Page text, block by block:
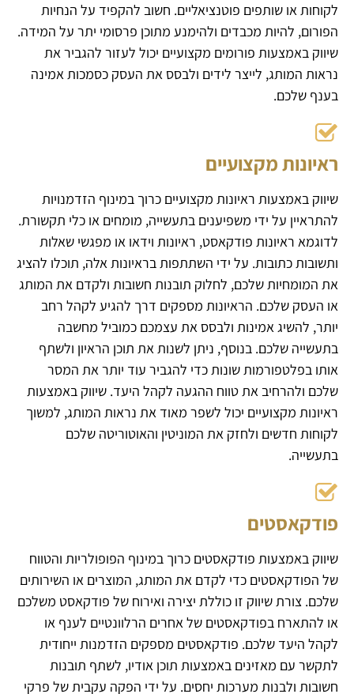
לקוחות או שותפים פוטנציאליים. חשוב להקפיד על הנחיות
הפורום, להיות מכבדים ולהימנע מתוכן פרסומי יתר על המידה.
שיווק באמצעות פורומים מקצועיים יכול לעזור להגביר את
נראות המותג, לייצר לידים ולבסס את העסק כסמכות אמינה
בענף שלכם.
ראיונות מקצועיים
שיווק באמצעות ראיונות מקצועיים כרוך במינוף הזדמנויות
להתראיין על ידי משפיענים בתעשייה, מומחים או כלי תקשורת.
לדוגמא ראיונות פודקאסט, ראיונות וידאו או מפגשי שאלות
ותשובות כתובות. על ידי השתתפות בראיונות אלה, תוכלו להציג
את המומחיות שלכם, לחלוק תובנות חשובות ולקדם את המותג
או העסק שלכם. הראיונות מספקים דרך להגיע לקהל רחב
יותר, להשיג אמינות ולבסס את עצמכם כמוביל מחשבה
בתעשייה שלכם. בנוסף, ניתן לשנות את תוכן הראיון ולשתף
אותו בפלטפורמות שונות כדי להגביר עוד יותר את המסר
שלכם ולהרחיב את טווח ההגעה לקהל היעד. שיווק באמצעות
ראיונות מקצועיים יכול לשפר מאוד את נראות המותג, למשוך
לקוחות חדשים ולחזק את המוניטין והאוטוריטה שלכם
בתעשייה.
פודקאסטים
שיווק באמצעות פודקאסטים כרוך במינוף הפופולריות והטווח
של הפודקאסטים כדי לקדם את המותג, המוצרים או השירותים
שלכם. צורת שיווק זו כוללת יצירה ואירוח של פודקאסט משלכם
או להתארח בפודקאסטים של אחרים הרלוונטיים לענף או
לקהל היעד שלכם. פודקאסטים מספקים הזדמנות ייחודית
לתקשר עם מאזינים באמצעות תוכן אודיו, לשתף תובנות
חשובות ולבנות מערכות יחסים. על ידי הפקה עקבית של פרקי